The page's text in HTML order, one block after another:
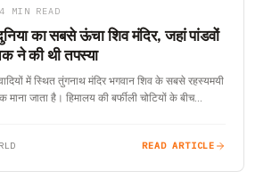
4 MIN READ
का सबसे ऊंचा शिव मंदिर, जहां पांडवों
ने की थी तपस्या
में स्थित तुंगनाथ मंदिर भगवान शिव के सबसे रहस्यमयी
माना जाता है। हिमालय की बर्फीली चोटियों के बीच…
READ ARTICLE